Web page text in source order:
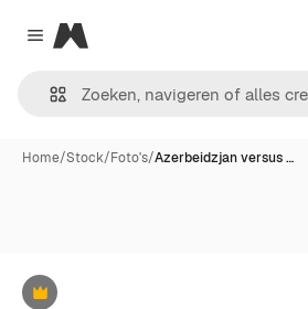
Close menu
Magnific
Home/Stock/Foto's/Azerbeidzjan versus …
Premium